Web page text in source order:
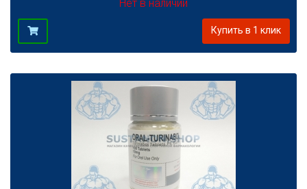
Нет в наличии
Купить в 1 клик